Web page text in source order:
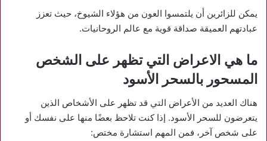
يمكن للزائرين أن يلتمسوا العون من هؤلاء الشيوخ، حيث تعزز
عبادتهم العميقة صداقة قوية مع عالم الروحانيات.
ما هي الاعراض التي تظهر على الشخص
المسحور بالسحر الأسود
هناك العديد من الأعراض التي قد تظهر على الأشخاص الذين
يتعرضون للسحر الأسود. إذا كنت تلاحظ بعضًا منها على نفسك أو
على شخص آخر، فمن المهم استشارة مختص: